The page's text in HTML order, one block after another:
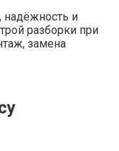
надёжность и
разборки при
замена